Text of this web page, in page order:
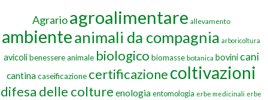
Agrario agroalimentare allevamento
ambienteanimali da compagnia arboricoltura
avicoli benessere animale biologico biomasse botanica bovini cani
cantina caseificazione certificazionecoltivazioni
difesa delle colture enologiaentomologia erbe medicinali erbe